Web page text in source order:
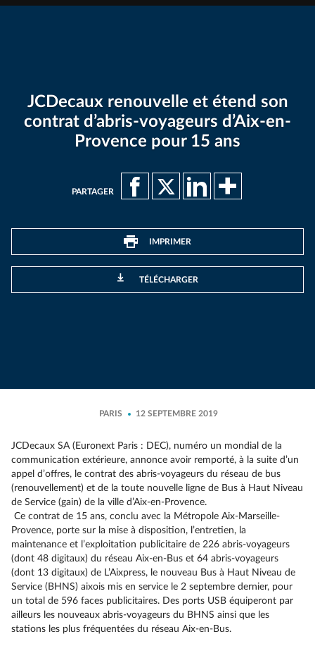
JCDecaux renouvelle et étend son
contrat d’abris-voyageurs d’Aix-en-
Provence pour 15 ans
PARTAGER
IMPRIMER
TÉLÉCHARGER
PARIS 12 SEPTEMBRE 2019
JCDecaux SA (Euronext Paris : DEC), numéro un mondial de la
communication extérieure, annonce avoir remporté, à la suite d’un
appel d’offres, le contrat des abris-voyageurs du réseau de bus
(renouvellement) et de la toute nouvelle ligne de Bus à Haut Niveau
de Service (gain) de la ville d’Aix-en-Provence.
Ce contrat de 15 ans, conclu avec la Métropole Aix-Marseille-
Provence, porte sur la mise à disposition, l’entretien, la
maintenance et l’exploitation publicitaire de 226 abris-voyageurs
(dont 48 digitaux) du réseau Aix-en-Bus et 64 abris-voyageurs
(dont 13 digitaux) de L’Aixpress, le nouveau Bus à Haut Niveau de
Service (BHNS) aixois mis en service le 2 septembre dernier, pour
un total de 596 faces publicitaires. Des ports USB équiperont par
ailleurs les nouveaux abris-voyageurs du BHNS ainsi que les
stations les plus fréquentées du réseau Aix-en-Bus.